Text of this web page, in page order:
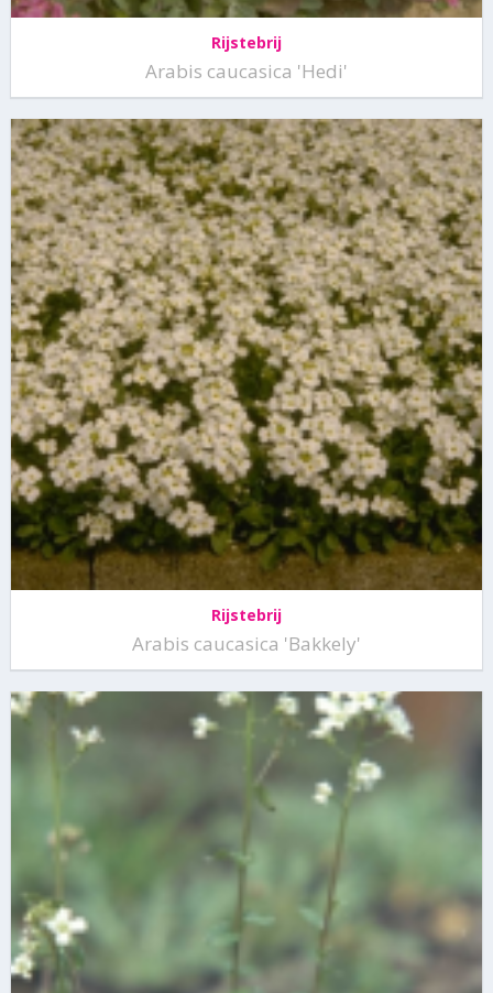
Rijstebrij
Arabis caucasica 'Hedi'
Rijstebrij
Arabis caucasica 'Bakkely'